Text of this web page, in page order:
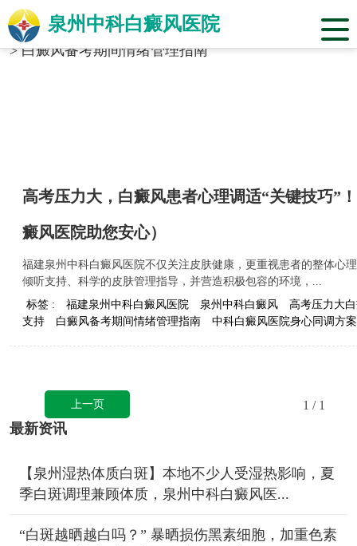
泉州中科白癜风医院
当前位置：福建省泉州市中科白癜风医院
标签合辑
>白癜风备考期间情绪管理指南
高考压力大，白癜风患者心理调适“关键技巧”
癜风医院助您安心）
福建泉州中科白癜风医院不仅关注皮肤健康，更重视患者的整体心
倾听支持、科学的皮肤管理指导，并营造积极包容的环境，...
标签 :
福建泉州中科白癜风医院 泉州中科白癜风
高考压力大
支持
白癜风备考期间情绪管理指南 中科白癜风医院身心同调方案
上一页 1 / 1
最新资讯
【泉州湿热体质白斑】本地不少人受湿热影响，夏
季白斑调理兼顾体质，泉州中科白癜风医...
“白斑越晒越白吗？” 暴晒损伤黑素细胞，加重色素